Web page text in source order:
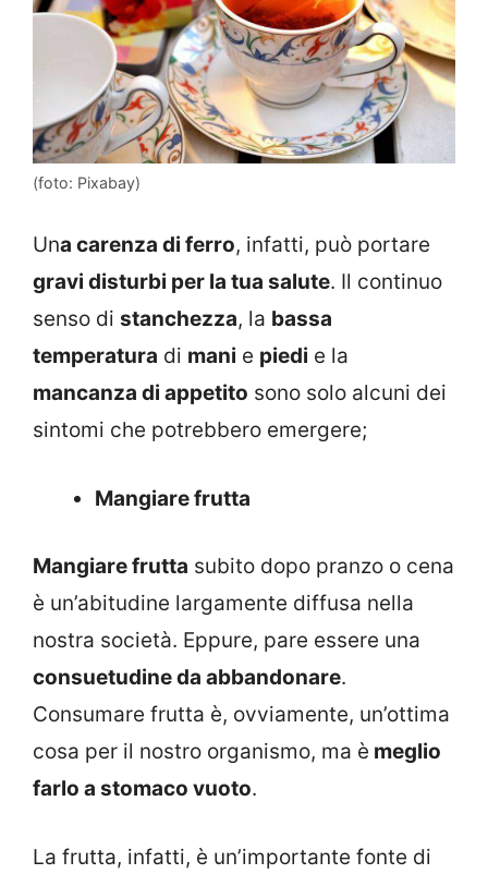
(foto: Pixabay)
Una carenza di ferro, infatti, può portare
gravi disturbi per la tua salute. Il continuo
senso di stanchezza, la bassa
temperatura di mani e piedi e la
mancanza di appetito sono solo alcuni dei
sintomi che potrebbero emergere;
Mangiare frutta
Mangiare frutta subito dopo pranzo o cena
è un’abitudine largamente diffusa nella
nostra società. Eppure, pare essere una
consuetudine da abbandonare.
Consumare frutta è, ovviamente, un’ottima
cosa per il nostro organismo, ma è meglio
farlo a stomaco vuoto.
La frutta, infatti, è un’importante fonte di